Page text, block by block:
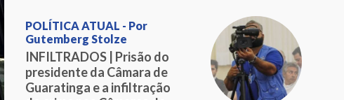
POLÍTICA ATUAL - Por
Gutemberg Stolze
INFILTRADOS | Prisão do
presidente da Câmara de
Guaratinga e a infiltração